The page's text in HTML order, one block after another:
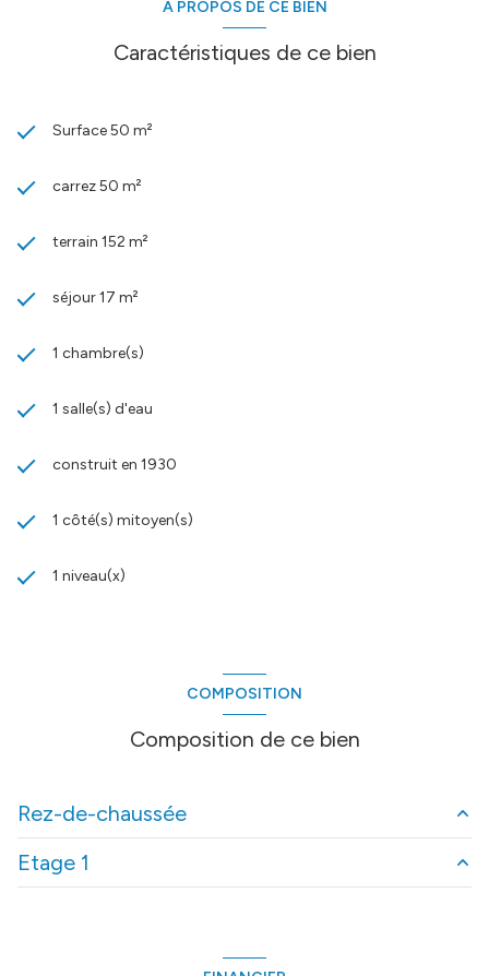
A PROPOS DE CE BIEN
Caractéristiques de ce bien
Surface 50 m²
carrez 50 m²
terrain 152 m²
séjour 17 m²
1 chambre(s)
1 salle(s) d'eau
construit en 1930
1 côté(s) mitoyen(s)
1 niveau(x)
COMPOSITION
Composition de ce bien
Rez-de-chaussée
entrée
Etage 1